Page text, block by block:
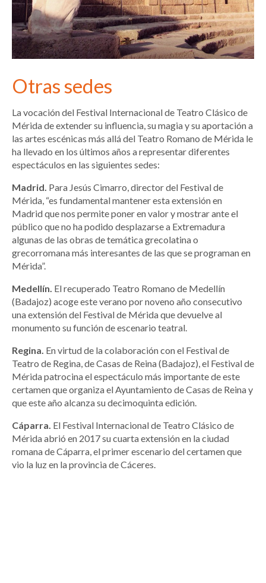
Otras sedes
La vocación del Festival Internacional de Teatro Clásico de
Mérida de extender su influencia, su magia y su aportación a
las artes escénicas más allá del Teatro Romano de Mérida le
ha llevado en los últimos años a representar diferentes
espectáculos en las siguientes sedes:
Madrid. Para Jesús Cimarro, director del Festival de
Mérida, “es fundamental mantener esta extensión en
Madrid que nos permite poner en valor y mostrar ante el
público que no ha podido desplazarse a Extremadura
algunas de las obras de temática grecolatina o
grecorromana más interesantes de las que se programan en
Mérida”.
Medellín. El recuperado Teatro Romano de Medellín
(Badajoz) acoge este verano por noveno año consecutivo
una extensión del Festival de Mérida que devuelve al
monumento su función de escenario teatral.
Regina. En virtud de la colaboración con el Festival de
Teatro de Regina, de Casas de Reina (Badajoz), el Festival de
Mérida patrocina el espectáculo más importante de este
certamen que organiza el Ayuntamiento de Casas de Reina y
que este año alcanza su decimoquinta edición.
Cáparra. El Festival Internacional de Teatro Clásico de
Mérida abrió en 2017 su cuarta extensión en la ciudad
romana de Cáparra, el primer escenario del certamen que
vio la luz en la provincia de Cáceres.